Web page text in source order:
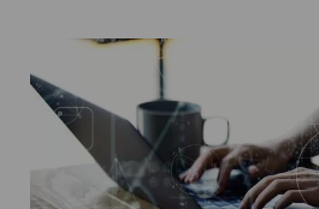
Hacer una tesis ">